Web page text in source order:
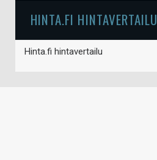
HINTA.FI HINTAVERTAILU
Hinta.fi hintavertailu